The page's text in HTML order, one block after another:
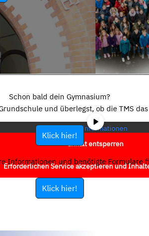
Inhalt zuzugreifen, klicken Sie auf die
beachten Sie, dass dabei Daten an
werden.
Mehr Informationen
Inhalt entsperren
Erforderlichen Service akzeptieren und
Schon bald dein Gymnasium?
und überlegst, ob die TMS
Klick hier!
Informationen und benötigte Formulare
Klick hier!